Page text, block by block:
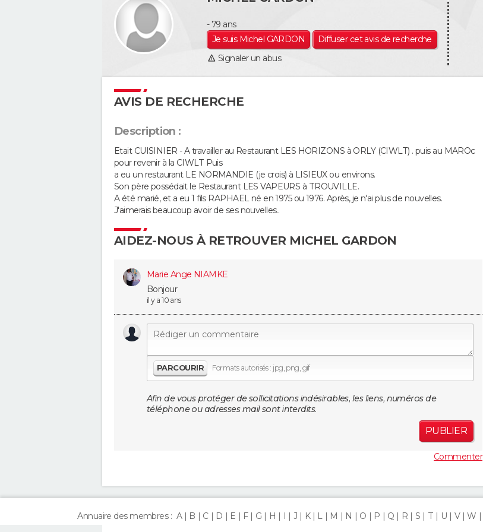
- 79 ans
Je suis Michel GARDON
Diffuser cet avis de recherche
Signaler un abus
AVIS DE RECHERCHE
Description :
Etait CUISINIER - A travailler au Restaurant LES HORIZONS à ORLY (CIWLT) . puis au MAROc
pour revenir à la CIWLT Puis
a eu un restaurant LE NORMANDIE (je crois) à LISIEUX ou environs.
Son père possédait le Restaurant LES VAPEURS à TROUVILLE.
A été marié, et a eu 1 fils RAPHAEL né en 1975 ou 1976. Après, je n'ai plus de nouvelles.
J'aimerais beaucoup avoir de ses nouvelles..
AIDEZ-NOUS À RETROUVER MICHEL GARDON
Marie Ange NIAMKE
Bonjour
il y a 10 ans
PARCOURIR Formats autorisés : jpg, png, gif
Afin de vous protéger de sollicitations indésirables, les liens, numéros de
téléphone ou adresses mail sont interdits.
PUBLIER
Commenter
Annuaire des membres : A B C D E F G H I J K L M N O P Q R S T U V W